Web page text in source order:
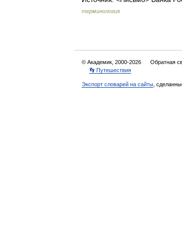
терминология
© Академик, 2000-2026 Обратная
👣 Путешествия
Экспорт словарей на сайты ,